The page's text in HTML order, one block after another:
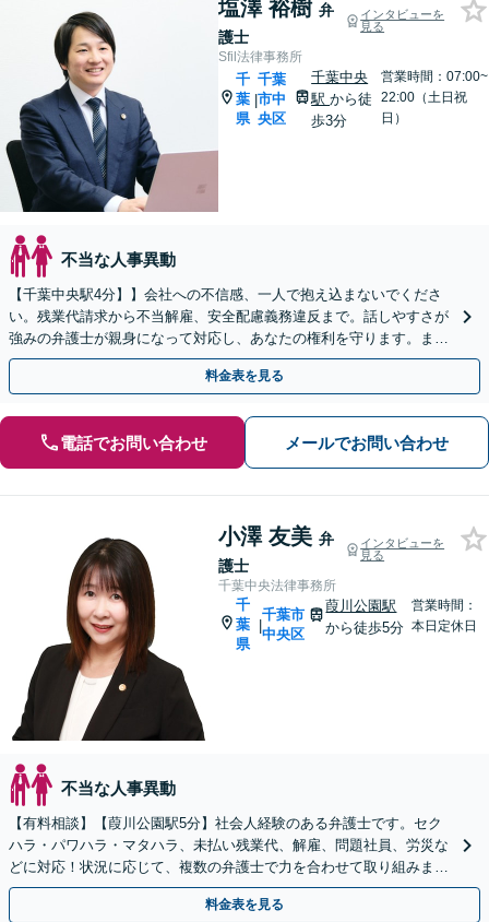
塩澤 裕樹 弁
護士
インタビューを
見る
Sfil法律事務所
千
葉
県
|
千葉
市中
央区
千葉中央
駅から徒
歩3分
営業時間：07:00~
22:00（土日祝
日）
不当な人事異動
【千葉中央駅4分】】会社への不信感、一人で抱え込まないでくださ
い。残業代請求から不当解雇、安全配慮義務違反まで。話しやすさが
強みの弁護士が親身になって対応し、あなたの権利を守ります。まず
はお気軽にご相談ください【夜間・休日面談可】
料金表を見る
電話でお問い合わせ メールでお問い合わせ
小澤 友美 弁
護士
インタビューを
見る
千葉中央法律事務所
千
葉
県
|
千葉市
中央区
葭川公園駅
から徒歩5分
営業時間：
本日定休日
不当な人事異動
【有料相談】【葭川公園駅5分】社会人経験のある弁護士です。セク
ハラ・パワハラ・マタハラ、未払い残業代、解雇、問題社員、労災な
どに対応！状況に応じて、複数の弁護士で力を合わせて取り組みま
す。労働者・使用者ともに対応【電話・メール相談可】
料金表を見る